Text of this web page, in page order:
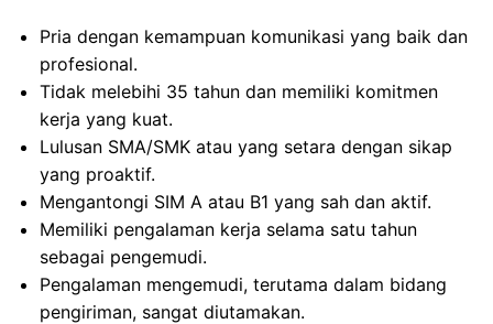
Pria dengan kemampuan komunikasi yang baik dan
profesional.
Tidak melebihi 35 tahun dan memiliki komitmen
kerja yang kuat.
Lulusan SMA/SMK atau yang setara dengan sikap
yang proaktif.
Mengantongi SIM A atau B1 yang sah dan aktif.
Memiliki pengalaman kerja selama satu tahun
sebagai pengemudi.
Pengalaman mengemudi, terutama dalam bidang
pengiriman, sangat diutamakan.